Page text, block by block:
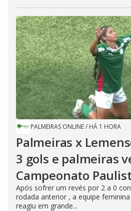
PALMEIRAS ONLINE/ HÁ 1 HORA
Palmeiras x
3 gols e palmeiras
Campeonato
Após sofrer um revés por 2 a 0
rodada anterior , a equipe
reagiu em grande...